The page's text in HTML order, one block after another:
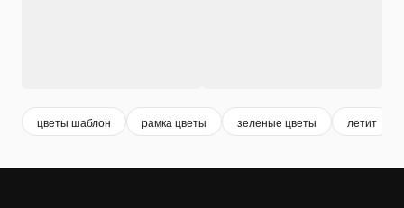
цветы шаблон рамка цветы зеленые цветы летит